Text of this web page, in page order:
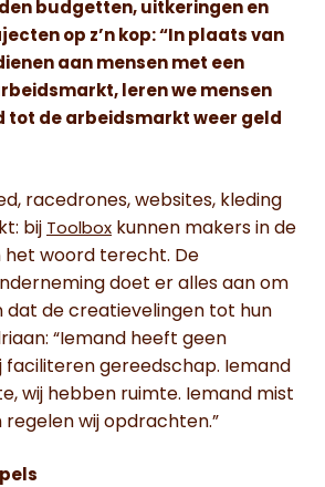
budgetten, uitkeringen en
op z’n kop: “In plaats van
aan mensen met een
leren we mensen
tot de arbeidsmarkt weer geld
racedrones, websites, kleding
bij Toolbox kunnen makers in de
het woord terecht. De
doet er alles aan om
dat de creatievelingen tot hun
“Iemand heeft geen
faciliteren gereedschap. Iemand
wij hebben ruimte. Iemand mist
wij opdrachten.”